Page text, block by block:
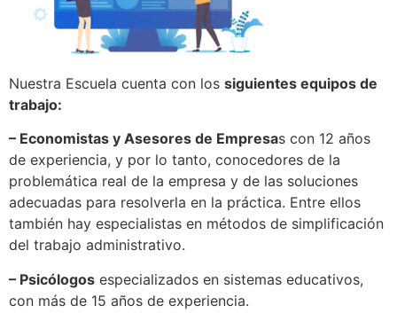
Nuestra Escuela cuenta con los siguientes equipos de
trabajo:
– Economistas y Asesores de Empresas con 12 años
de experiencia, y por lo tanto, conocedores de la
problemática real de la empresa y de las soluciones
adecuadas para resolverla en la práctica. Entre ellos
también hay especialistas en métodos de simplificación
del trabajo administrativo.
– Psicólogos especializados en sistemas educativos,
con más de 15 años de experiencia.